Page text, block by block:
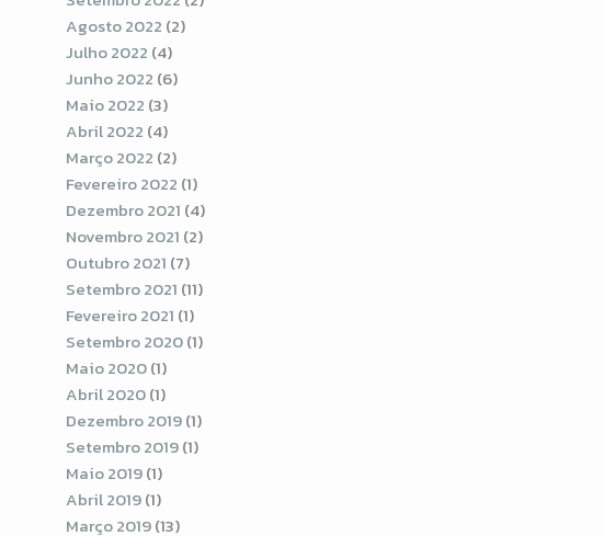
Agosto 2022 (2)
Julho 2022 (4)
Junho 2022 (6)
Maio 2022 (3)
Abril 2022 (4)
Março 2022 (2)
Fevereiro 2022 (1)
Dezembro 2021 (4)
Novembro 2021 (2)
Outubro 2021 (7)
Setembro 2021 (11)
Fevereiro 2021 (1)
Setembro 2020(1)
Maio 2020(1)
Abril 2020(1)
Dezembro 2019(1)
Setembro 2019(1)
Maio 2019(1)
Abril 2019(1)
Março 2019(13)